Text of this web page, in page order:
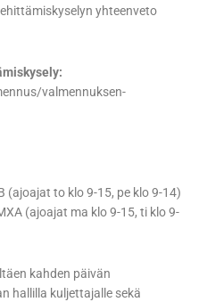
yhteenveto
valmennuksen-
(ajoajat to klo 9-15, pe klo 9-14)
(ajoajat ma klo 9-15, ti klo 9-
kahden päivän
hallilla kuljettajalle sekä